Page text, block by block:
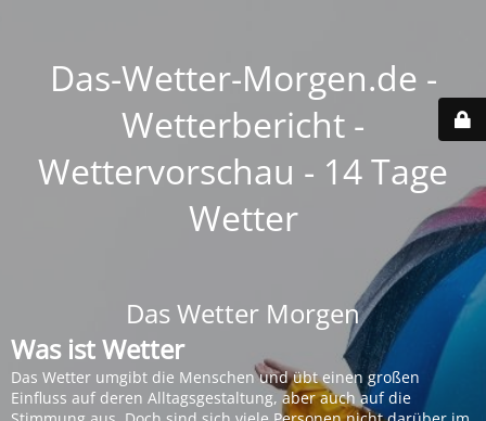
Das-Wetter-Morgen.de -
Wetterbericht -
Wettervorschau - 14 Tage
Wetter
Das Wetter Morgen
Was ist Wetter
Das Wetter umgibt die Menschen und übt einen großen
Einfluss auf deren Alltagsgestaltung, aber auch auf die